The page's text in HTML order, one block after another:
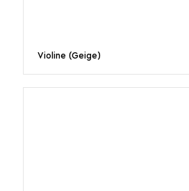
Violine (Geige)